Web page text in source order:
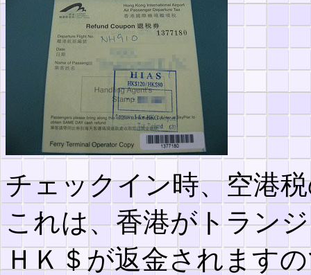
チェックイン時、空港
これは、香港がトラン
ＨＫ＄が返金されます